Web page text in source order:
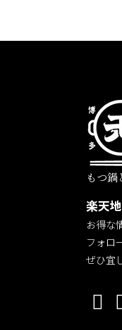
もつ鍋
楽天
お得な
フォロ
ぜひ宜